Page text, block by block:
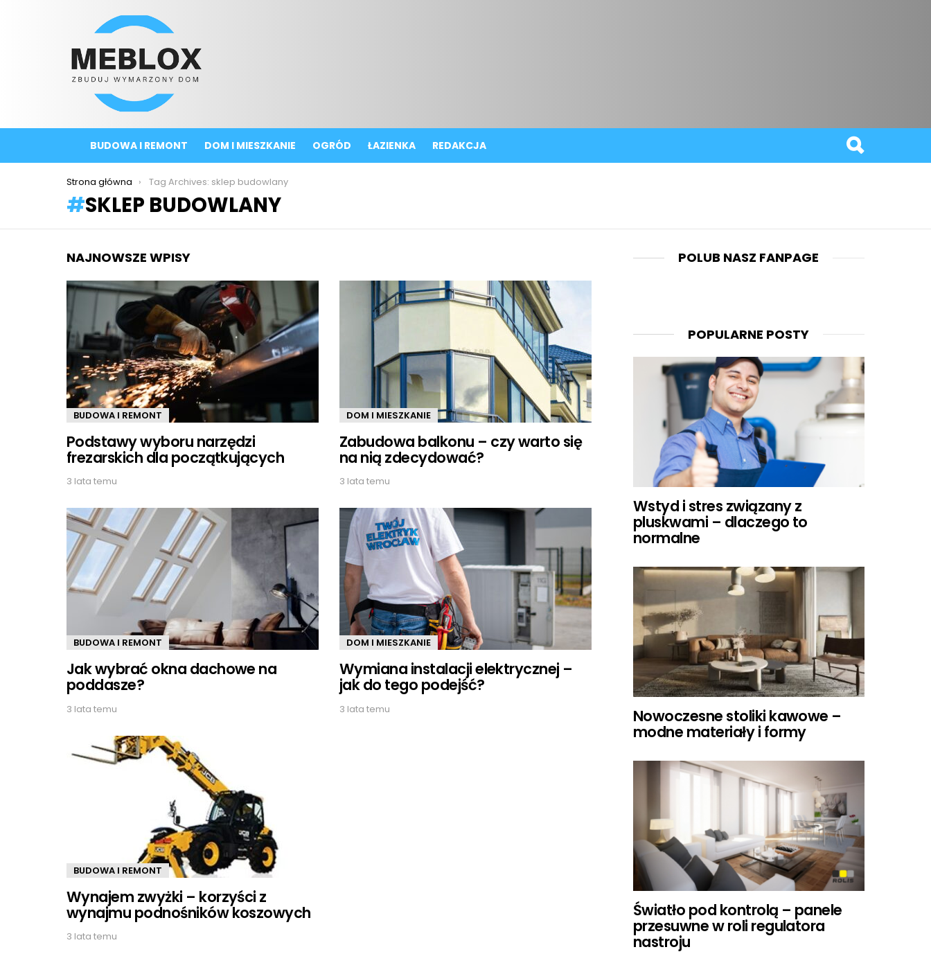
BUDOWA I REMONT DOM I MIESZKANIE OGRÓD ŁAZIENKA REDAKCJA
You are here:
Strona główna Tag Archives: sklep budowlany
SKLEP BUDOWLANY
NAJNOWSZE WPISY
BUDOWA I REMONT
Podstawy wyboru narzędzi
frezarskich dla początkujących
3 lata temu
DOM I MIESZKANIE
Zabudowa balkonu – czy warto się
na nią zdecydować?
3 lata temu
BUDOWA I REMONT
Jak wybrać okna dachowe na
poddasze?
3 lata temu
DOM I MIESZKANIE
Wymiana instalacji elektrycznej –
jak do tego podejść?
3 lata temu
BUDOWA I REMONT
Wynajem zwyżki – korzyści z
wynajmu podnośników koszowych
3 lata temu
POLUB NASZ FANPAGE
POPULARNE POSTY
Wstyd i stres związany z
pluskwami – dlaczego to
normalne
Nowoczesne stoliki kawowe –
modne materiały i formy
Światło pod kontrolą – panele
przesuwne w roli regulatora
nastroju